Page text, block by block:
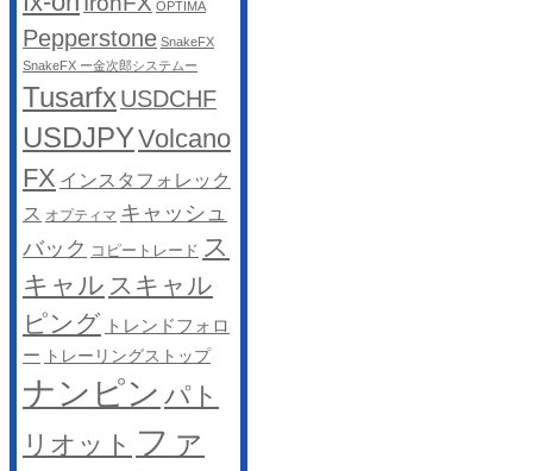
OPTIMA
Pepperstone SnakeFX
SnakeFX ー金次郎システムー
TusarfxUSDCHF
USDJPYVolcano
FX インスタフォレック
ス オプティマ キャッシュ
バック コピートレード ス
キャル スキャル
ピング トレンドフォロ
ー トレーリングストップ
ナンピン パト
リオット ファ